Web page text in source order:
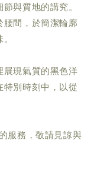
與質地的講究。
腰間，於簡潔輪廓
展現氣質的黑色洋
別時刻中，以從
服務，敬請見諒與